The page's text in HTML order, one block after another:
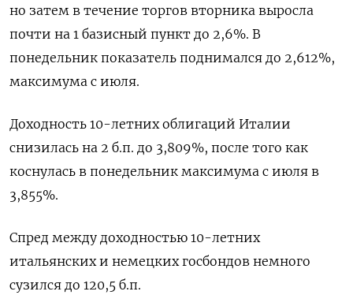
но затем в течение торгов вторника выросла
почти на 1 базисный пункт до 2,6%. В
понедельник показатель поднимался до 2,612%,
максимума с июля.
Доходность 10-летних облигаций Италии
снизилась на 2 б.п. до 3,809%, после того как
коснулась в понедельник максимума с июля в
3,855%.
Спред между доходностью 10-летних
итальянских и немецких госбондов немного
сузился до 120,5 б.п.